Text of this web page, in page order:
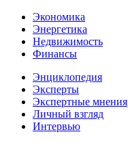
Экономика
Энергетика
Недвижимость
Финансы
Энциклопедия
Эксперты
Экспертные мнения
Личный взгляд
Интервью